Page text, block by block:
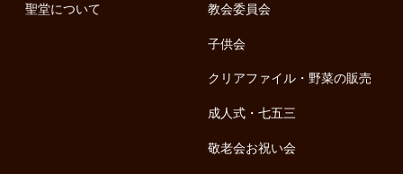
聖堂について 教会委員会
子供会
クリアファイル・野菜の販売
成人式・七五三
敬老会お祝い会